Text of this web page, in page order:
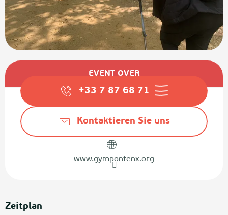
Öffnungszeiten & Kontaktdaten
EVENT OVER
+33 7 87 68 71 ▒▒
Kontaktieren Sie uns
www.gympontenx.org
Zeitplan